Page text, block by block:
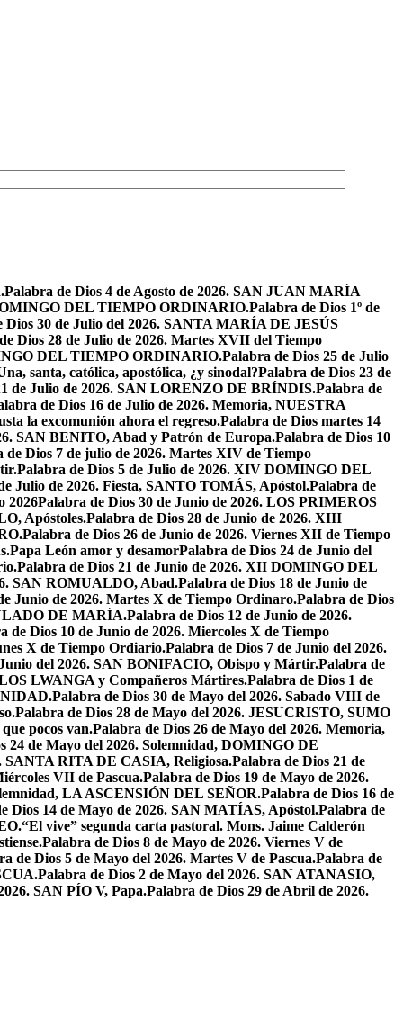
Palabra de Dios 4 de Agosto de 2026. SAN JUAN MARÍA
DEL TIEMPO ORDINARIO.Palabra de Dios 1º de
Dios 30 de Julio del 2026. SANTA MARÍA DE JESÚS
Dios 28 de Julio de 2026. Martes XVII del Tiempo
DEL TIEMPO ORDINARIO.Palabra de Dios 25 de Julio
santa, católica, apostólica, ¿y sinodal?Palabra de Dios 23 de
de Julio de 2026. SAN LORENZO DE BRÍNDIS.Palabra de
de Dios 16 de Julio de 2026. Memoria, NUESTRA
la excomunión ahora el regreso.Palabra de Dios martes 14
SAN BENITO, Abad y Patrón de Europa.Palabra de Dios 10
de Dios 7 de julio de 2026. Martes XIV de Tiempo
Palabra de Dios 5 de Julio de 2026. XIV DOMINGO DEL
Julio de 2026. Fiesta, SANTO TOMÁS, Apóstol.Palabra de
2026Palabra de Dios 30 de Junio de 2026. LOS PRIMEROS
Apóstoles.Palabra de Dios 28 de Junio de 2026. XIII
Palabra de Dios 26 de Junio de 2026. Viernes XII de Tiempo
Papa León amor y desamorPalabra de Dios 24 de Junio del
Palabra de Dios 21 de Junio de 2026. XII DOMINGO DEL
SAN ROMUALDO, Abad.Palabra de Dios 18 de Junio de
Junio de 2026. Martes X de Tiempo Ordinaro.Palabra de Dios
DE MARÍA.Palabra de Dios 12 de Junio de 2026.
de Dios 10 de Junio de 2026. Miercoles X de Tiempo
X de Tiempo Ordiario.Palabra de Dios 7 de Junio del 2026.
del 2026. SAN BONIFACIO, Obispo y Mártir.Palabra de
LWANGA y Compañeros Mártires.Palabra de Dios 1 de
Palabra de Dios 30 de Mayo del 2026. Sabado VIII de
Palabra de Dios 28 de Mayo del 2026. JESUCRISTO, SUMO
pocos van.Palabra de Dios 26 de Mayo del 2026. Memoria,
24 de Mayo del 2026. Solemnidad, DOMINGO DE
SANTA RITA DE CASIA, Religiosa.Palabra de Dios 21 de
VII de Pascua.Palabra de Dios 19 de Mayo de 2026.
LA ASCENSIÓN DEL SEÑOR.Palabra de Dios 16 de
Dios 14 de Mayo de 2026. SAN MATÍAS, Apóstol.Palabra de
“El vive” segunda carta pastoral. Mons. Jaime Calderón
Palabra de Dios 8 de Mayo de 2026. Viernes V de
de Dios 5 de Mayo del 2026. Martes V de Pascua.Palabra de
Palabra de Dios 2 de Mayo del 2026. SAN ATANASIO,
SAN PÍO V, Papa.Palabra de Dios 29 de Abril de 2026.